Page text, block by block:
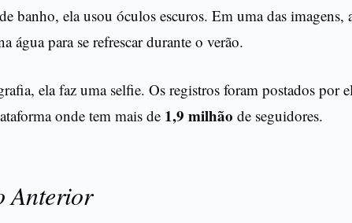
banho, ela usou óculos escuros. Em uma das imagens,
água para se refrescar durante o verão.
ela faz uma selfie. Os registros foram postados por
onde tem mais de 1,9 milhão de seguidores.
Anterior